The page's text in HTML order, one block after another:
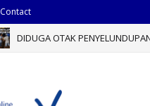
Contact
DIDUGA OTAK